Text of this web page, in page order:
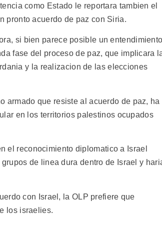
como Estado le reportara tambien el
pronto acuerdo de paz con Siria.
si bien parece posible un
fase del proceso de paz, que implicara
y la realizacion de las elecciones
armado que resiste al acuerdo de paz, ha
en los territorios palestinos ocupados
el reconocimiento diplomatico a Israel
de linea dura dentro de Israel y
con Israel, la OLP prefiere que
los israelies.